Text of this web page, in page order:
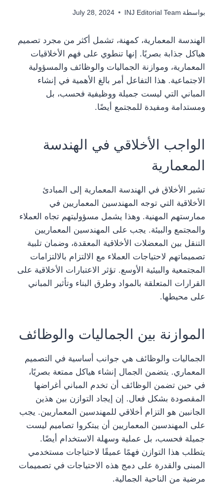
بواسطة INJ Editorial Team
July 28, 2024
الهندسة المعمارية، كمهنة، تشمل أكثر من مجرد تصميم
هياكل جذابة بصريًا. إنها تنطوي على فهم الأخلاقيات
المعمارية، وموازنة الجماليات والوظائف والمسؤولية
الاجتماعية. هذا التفاعل أمر بالغ الأهمية في إنشاء
المباني التي ليست جميلة ووظيفية فحسب، بل
ومستدامة ومفيدة للمجتمع أيضًا.
الواجب الأخلاقي في الهندسة
المعمارية
تشير الأخلاق في الهندسة المعمارية إلى المبادئ
الأخلاقية التي توجه المهندسين المعماريين في
ممارستهم المهنية. وهذا يشمل مسؤوليتهم تجاه العملاء
والمجتمع والبيئة. يجب على المهندسين المعماريين
التنقل بين المعضلات الأخلاقية المعقدة، وضمان تلبية
تصميماتهم لاحتياجات العملاء مع الالتزام بالالتزامات
المجتمعية والبيئية الأوسع. تؤثر الاعتبارات الأخلاقية على
القرارات المتعلقة بالمواد وطرق البناء وتأثير المباني
على محيطها.
الموازنة بين الجماليات والوظائف
الجماليات والوظائف هي جوانب أساسية في التصميم
المعماري. يتضمن الجمال إنشاء هياكل ممتعة بصريًا،
في حين تضمن الوظائف أن تخدم المباني أغراضها
المقصودة بشكل فعال. إن إيجاد التوازن بين هذين
الجانبين هو التزام أخلاقي للمهندسين المعماريين. يجب
على المهندسين المعماريين أن يبتكروا تصاميم ليست
جميلة فحسب، بل عملية وسهلة الاستخدام أيضًا.
يتطلب هذا التوازن فهمًا عميقًا لاحتياجات مستخدمي
المبنى والقدرة على دمج هذه الاحتياجات في تصميمات
مرضية من الناحية الجمالية.